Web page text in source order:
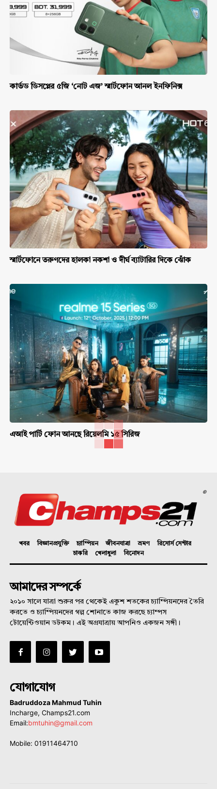
কার্ভড ডিসপ্লের ৫জি ‘নোট এজ’ স্মার্টফোন আনল ইনফিনিক্স
স্মার্টফোনে তরুণদের হালকা নকশা ও দীর্ঘ ব্যাটারির দিকে ঝোঁক
এআই পার্টি ফোন আনছে রিয়েলমি ১৫ সিরিজ
©
খবর বিজ্ঞানপ্রযুক্তি চ্যাম্পিয়ন জীবনযাত্রা ভ্রমণ
রিসোর্স সেন্টার
চাকরি
খেলাধুলা বিনোদন
আমাদের সম্পর্কে
২০১০ সালে যাত্রা শুরুর পর থেকেই একুশ শতকের চ্যাম্পিয়নদের তৈরি
করতে ও চ্যাম্পিয়নদের গল্প শোনাতে কাজ করছে চ্যাম্পস
টোয়েন্টিওয়ান ডটকম। এই অগ্রযাত্রায় আপনিও একজন সঙ্গী।
যোগাযোগ
Badruddoza Mahmud Tuhin
Incharge, Champs21.com
Email:bmtuhin@gmail.com
Mobile: 01911464710